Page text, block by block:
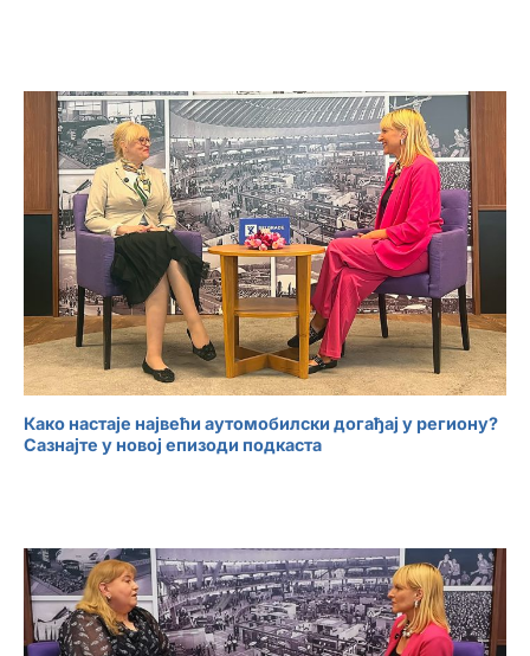
Како настаје највећи аутомобилски догађај у региону?
Сазнајте у новој епизоди подкаста